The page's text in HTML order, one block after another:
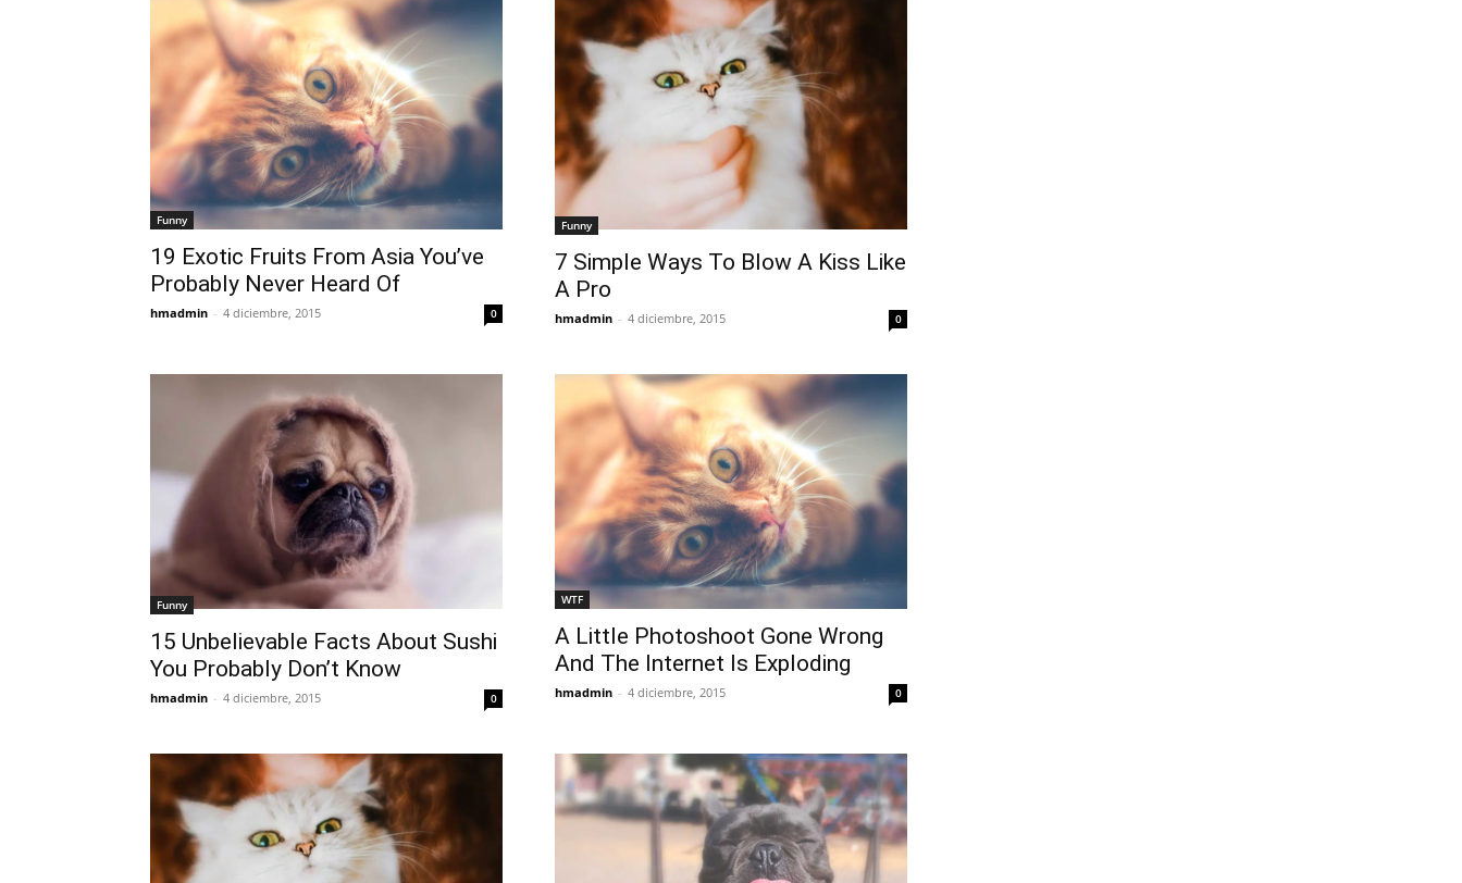
Funny
19 Exotic Fruits From Asia You’ve
Probably Never Heard Of
hmadmin - 4 diciembre, 2015 0
Funny
7 Simple Ways To Blow A Kiss Like
A Pro
hmadmin - 4 diciembre, 2015 0
Funny
15 Unbelievable Facts About Sushi
You Probably Don’t Know
hmadmin - 4 diciembre, 2015 0
WTF
A Little Photoshoot Gone Wrong
And The Internet Is Exploding
hmadmin - 4 diciembre, 2015 0